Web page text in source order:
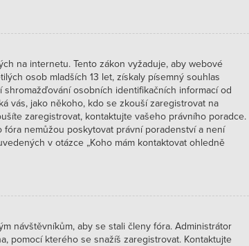
na internetu. Tento zákon vyžaduje, aby webové
osob mladších 13 let, získaly písemný souhlas
osobních identifikačních informací od
vás, jako někoho, kdo se zkouší zaregistrovat na
zaregistrovat, kontaktujte vašeho právního poradce.
nemůžou poskytovat právní poradenství a není
v otázce „Koho mám kontaktovat ohledně
návštěvníkům, aby se stali členy fóra. Administrátor
pomocí kterého se snažíš zaregistrovat. Kontaktujte